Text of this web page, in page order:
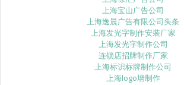
上海宝山广告公司
上海逸晨广告有限公司头条
上海发光字制作安装厂家
上海发光字制作公司
连锁店招牌制作厂家
上海标识标牌制作公司
上海logo墙制作